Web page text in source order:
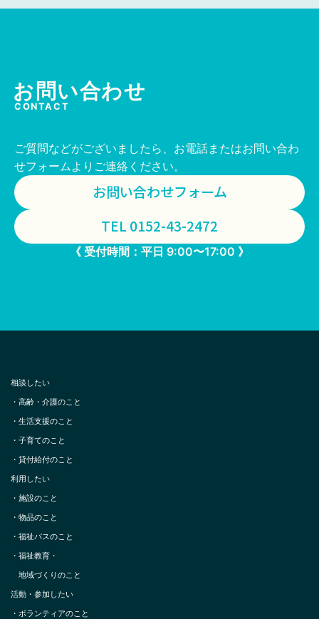
お問い合わせ
CONTACT
ご質問などがございましたら、お電話またはお問い合わ
せフォームよりご連絡ください。
お問い合わせフォーム
TEL 0152-43-2472
《 受付時間：平日 9:00〜17:00 》
相談したい
・ 高齢・介護のこと
・ 生活支援のこと
・ 子育てのこと
・ 貸付給付のこと
利用したい
・ 施設のこと
・ 物品のこと
・ 福祉バスのこと
・ 福祉教育・
地域づくりのこと
活動・参加したい
・ ボランティアのこと